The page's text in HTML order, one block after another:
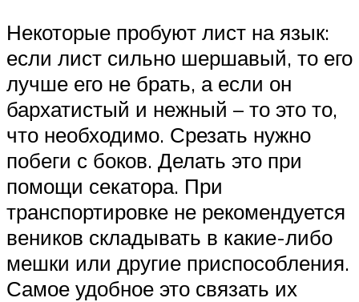
Некоторые пробуют лист на язык:
если лист сильно шершавый, то его
лучше его не брать, а если он
бархатистый и нежный – то это то,
что необходимо. Срезать нужно
побеги с боков. Делать это при
помощи секатора. При
транспортировке не рекомендуется
веников складывать в какие-либо
мешки или другие приспособления.
Самое удобное это связать их